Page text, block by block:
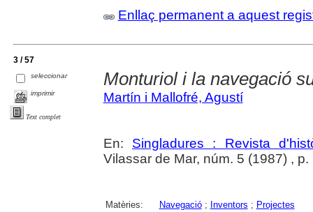
Enllaç permanent a aquest
3 / 57
seleccionar
imprimir
Text complet
Monturiol i la navegació
Martín i Mallofré, Agustí
En: Singladures : Revista
Vilassar de Mar, núm. 5 (1987) , p.
Matèries: Navegació; Inventors ; Projectes